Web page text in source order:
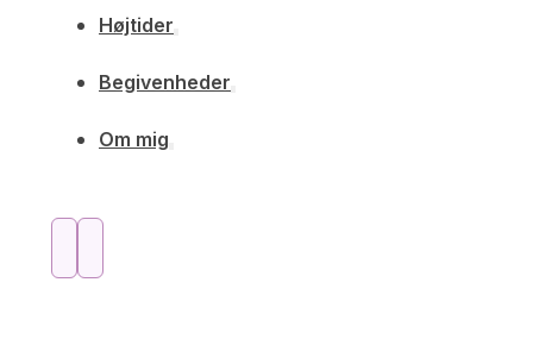
Højtider
Begivenheder
Om mig